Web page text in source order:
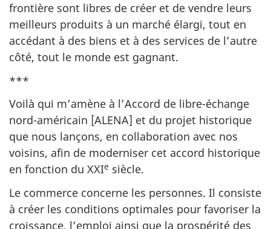
frontière sont libres de créer et de vendre leurs
meilleurs produits à un marché élargi, tout en
accédant à des biens et à des services de l’autre
côté, tout le monde est gagnant.
***
Voilà qui m’amène à l’Accord de libre-échange
nord-américain [ALENA] et du projet historique
que nous lançons, en collaboration avec nos
voisins, afin de moderniser cet accord historique
en fonction du XXIe siècle.
Le commerce concerne les personnes. Il consiste
à créer les conditions optimales pour favoriser la
croissance, l’emploi ainsi que la prospérité des